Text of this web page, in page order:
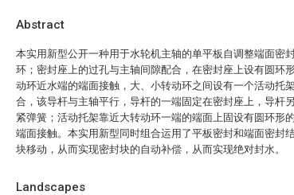
Abstract
本实用新型公开一种用于水轮机主轴的单平板自调整端面密
环；密封座上的过孔与主轴间隙配合，在密封座上设有圆环
动环近水端的端面接触，大、小转动环之间设有一个活动托
合，该导杆与主轴平行，导杆的一端固定在密封座上，导杆
紧弹簧；活动托架靠近大转动环一端的端面上固设有圆环形
端面接触。本实用新型同时组合运用了平板密封和端面密封
块移动，从而实现密封块的自动补偿，从而实现绝对封水。
Landscapes